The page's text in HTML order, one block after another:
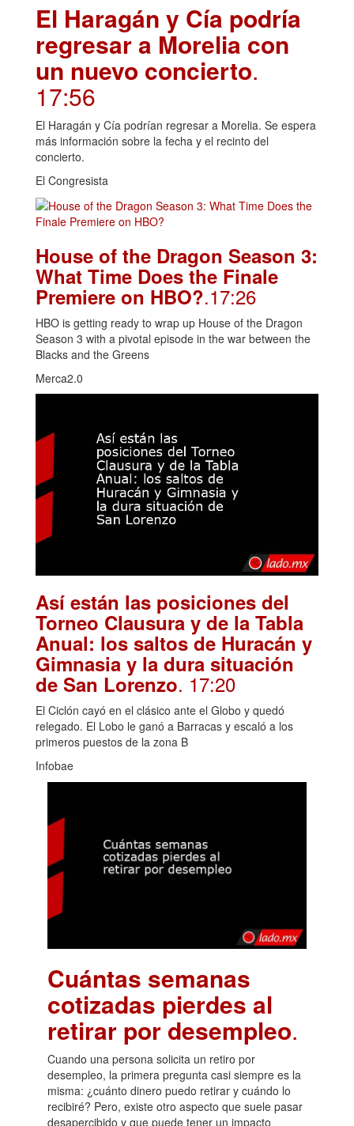
El Haragán y Cía podría
regresar a Morelia con
un nuevo concierto.
17:56
El Haragán y Cía podrían regresar a Morelia. Se espera
más información sobre la fecha y el recinto del
concierto.
El Congresista
House of the Dragon Season 3:
What Time Does the Finale
Premiere on HBO?.17:26
HBO is getting ready to wrap up House of the Dragon
Season 3 with a pivotal episode in the war between the
Blacks and the Greens
Merca2.0
Así están las posiciones del
Torneo Clausura y de la Tabla
Anual: los saltos de Huracán y
Gimnasia y la dura situación
de San Lorenzo. 17:20
El Ciclón cayó en el clásico ante el Globo y quedó
relegado. El Lobo le ganó a Barracas y escaló a los
primeros puestos de la zona B
Infobae
Cuántas semanas
cotizadas pierdes al
retirar por desempleo.
Cuando una persona solicita un retiro por
desempleo, la primera pregunta casi siempre es la
misma: ¿cuánto dinero puedo retirar y cuándo lo
recibiré? Pero, existe otro aspecto que suele pasar
desapercibido y que puede tener un impacto